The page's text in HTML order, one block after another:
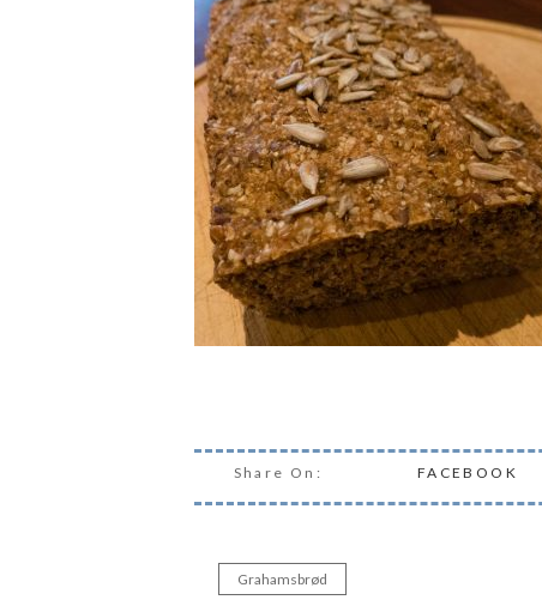
Share On: FACEBOOK
Indlægsnavigation
Grahamsbrød